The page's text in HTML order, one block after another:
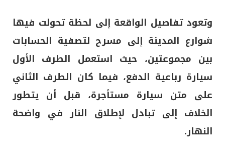
وتعود تفاصيل الواقعة إلى لحظة تحولت فيها
شوارع المدينة إلى مسرح لتصفية الحسابات
بين مجموعتين، حيث استعمل الطرف الأول
سيارة رباعية الدفع، فيما كان الطرف الثاني
على متن سيارة مستأجرة، قبل أن يتطور
الخلاف إلى تبادل لإطلاق النار في واضحة
النهار.